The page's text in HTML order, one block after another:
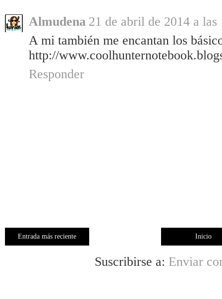
Almudena 21 de abril de 2014 a las
A mi también me encantan los
http://
Responder
Entrada más reciente Inicio
Suscribirse a: Enviar